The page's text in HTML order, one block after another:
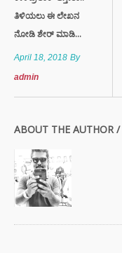
ತಿಳಿಯಲು ಈ ಲೇಖನ
ನೋಡಿ ಶೇರ್ ಮಾಡಿ...
April 18, 2018 By
admin
ABOUT THE AUTHOR /